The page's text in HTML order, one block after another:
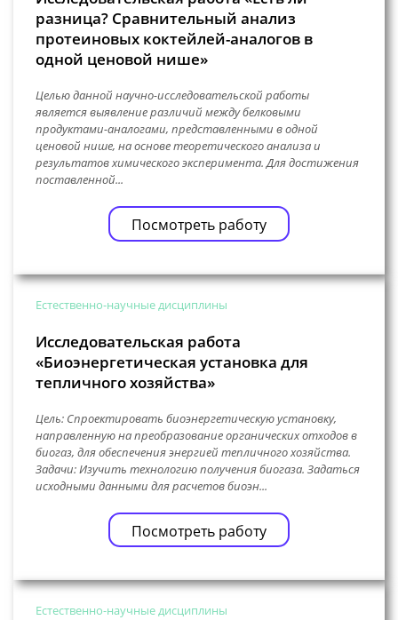
разница? Сравнительный анализ
протеиновых коктейлей-аналогов в
одной ценовой нише»
Целью данной научно-исследовательской работы
является выявление различий между белковыми
продуктами-аналогами, представленными в одной
ценовой нише, на основе теоретического анализа и
результатов химического эксперимента. Для достижения
поставленной...
Посмотреть работу
Естественно-научные дисциплины
Исследовательская работа
«Биоэнергетическая установка для
тепличного хозяйства»
Цель: Спроектировать биоэнергетическую установку,
направленную на преобразование органических отходов в
биогаз, для обеспечения энергией тепличного хозяйства.
Задачи: Изучить технологию получения биогаза. Задаться
исходными данными для расчетов биоэн...
Посмотреть работу
Естественно-научные дисциплины